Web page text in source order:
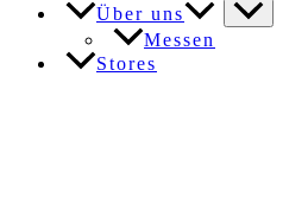
Über uns
Messen
Stores